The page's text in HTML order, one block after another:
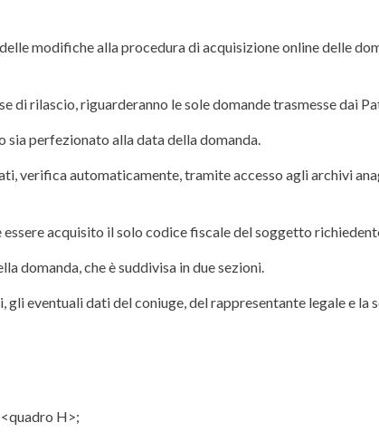
modifiche alla procedura di acquisizione online delle
di rilascio, riguarderanno le sole domande trasmesse dai
sia perfezionato alla data della domanda.
verifica automaticamente, tramite accesso agli archivi
acquisito il solo codice fiscale del soggetto
domanda, che è suddivisa in due sezioni.
eventuali dati del coniuge, del rappresentante legale e la
H>;